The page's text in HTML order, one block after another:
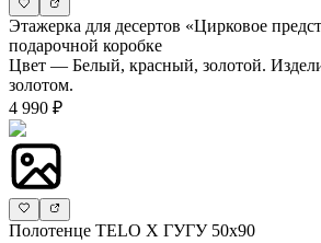
Этажерка для десертов «Цирковое
подарочной коробке
Цвет — Белый, красный, золотой.
золотом.
4 990 ₽
Полотенце TELO X ГУГУ 50х90